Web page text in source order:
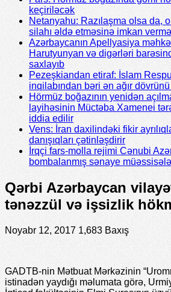
keçiriləcək
Netanyahu: Razılaşma olsa da,
silahı əldə etməsinə imkan
Azərbaycanın Apellyasiya
Harutyunyan və digərləri
saxlayıb
Pezeşkiandan etiraf: İslam
inqilabından bəri ən ağır dövrünü
Hörmüz boğazının yenidən
layihəsinin Müctəba Xamenei
iddia edilir
Vens: İran daxilindəki fikir
danışıqları çətinləşdirir
İrqçi fars-molla rejimi Cənubi
bombalanmış sənaye
Qərbi Azərbaycan
tənəzzül və işsizlik
Noyabr 12, 2017 1,683 Baxış
GADTB-nin Mətbuat Mərkəzinin
istinadən yaydığı məlumata görə,